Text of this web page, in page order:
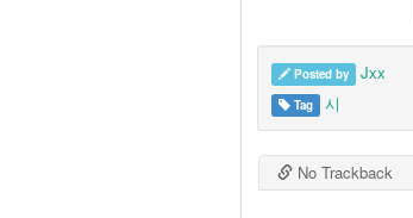
Posted by Jxx
Tag 시
No Trackback